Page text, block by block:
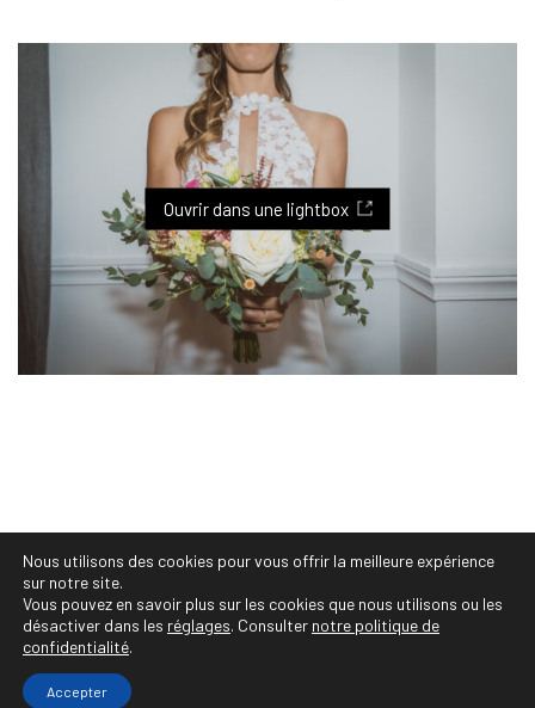
Ouvrir dans une lightbox
Tél : 06 15 30 14 06 • Email :
audrey.viste[@]photographe-montpellier.co
https://photographe-montpellier.co
Viste, Photographe Professionnelle Montpellier :
photographe festivals, concerts, évènements
culturels, vente et tirages personnalisés, projets
et séries photos, portraits photo, shooting photo,
book photo, photographe de mariages,
photographe corporate, entreprise, famille,
photos de mariés, grossesse, naissance, bébés,
photographe sportif et animalier, immobilier,
reportage
© Copyright 2020 Audrey Viste, Photographe
Professionnelle Montpellier • https://photographe-
montpellier.co • Tous droits réservés
Nous utilisons des cookies pour vous offrir la meilleure expérience
sur notre site.
Vous pouvez en savoir plus sur les cookies que nous utilisons ou les
désactiver dans les réglages. Consulter notre politique de
confidentialité.
Accepter